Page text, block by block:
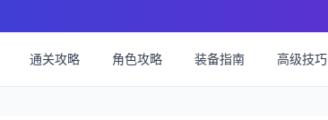
通关攻略 角色攻略 装备指南 高级技巧